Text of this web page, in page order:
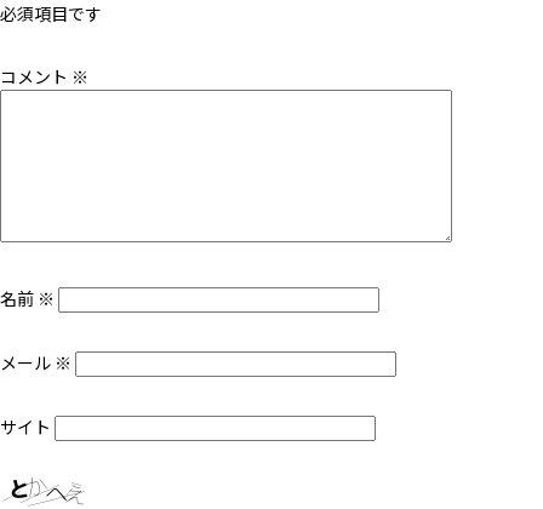
必須項目です
コメント ※
名前 ※
メール ※
サイト